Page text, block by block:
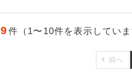
件（1〜10件を表示していま
前へ